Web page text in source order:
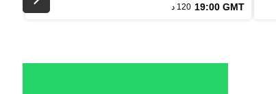
19:00 GMT 120 د